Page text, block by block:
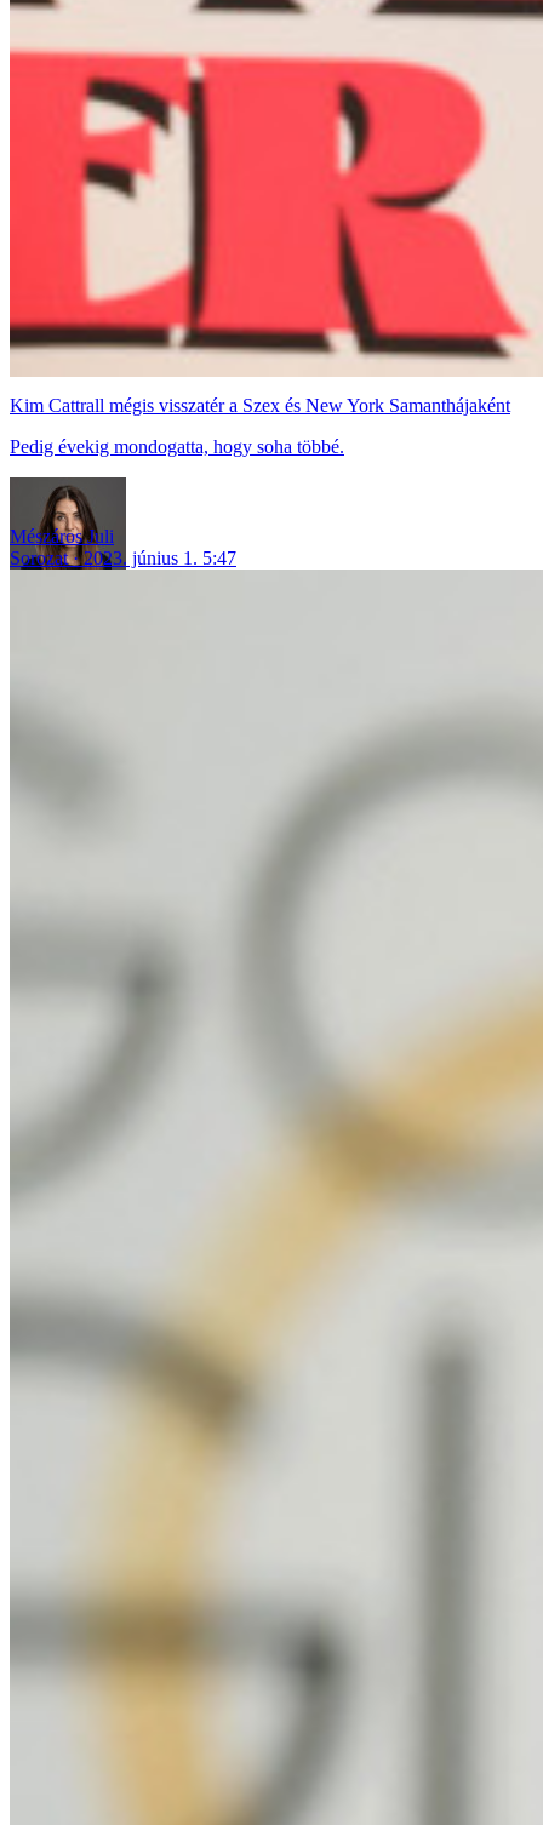
Kim Cattrall mégis visszatér a Szex és New York Samanthájaként
Pedig évekig mondogatta, hogy soha többé.
Mészáros Juli
Sorozat
2023. június 1. 5:47